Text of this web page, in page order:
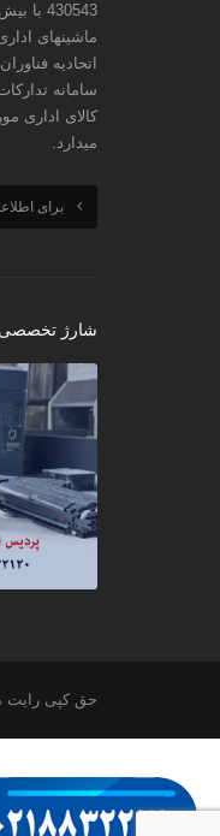
ماشینهای
اتحادیه
سامانه
کالای اداری
میدارد.
برای
شارژ تخصصی
حق کپی رایت